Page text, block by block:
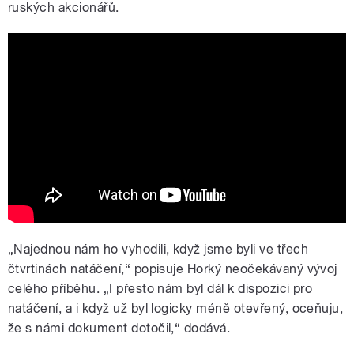
ruských akcionářů.
„Najednou nám ho vyhodili, když jsme byli ve třech
čtvrtinách natáčení,“ popisuje Horký neočekávaný vývoj
celého příběhu. „I přesto nám byl dál k dispozici pro
natáčení, a i když už byl logicky méně otevřený, oceňuju,
že s námi dokument dotočil,“ dodává.